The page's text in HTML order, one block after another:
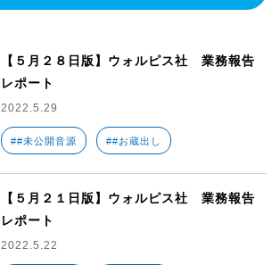
【５月２８日版】ウォルピス社 業務報告
レポート
2022.5.29
##未公開音源 ##お蔵出し
【５月２１日版】ウォルピス社 業務報告
レポート
2022.5.22